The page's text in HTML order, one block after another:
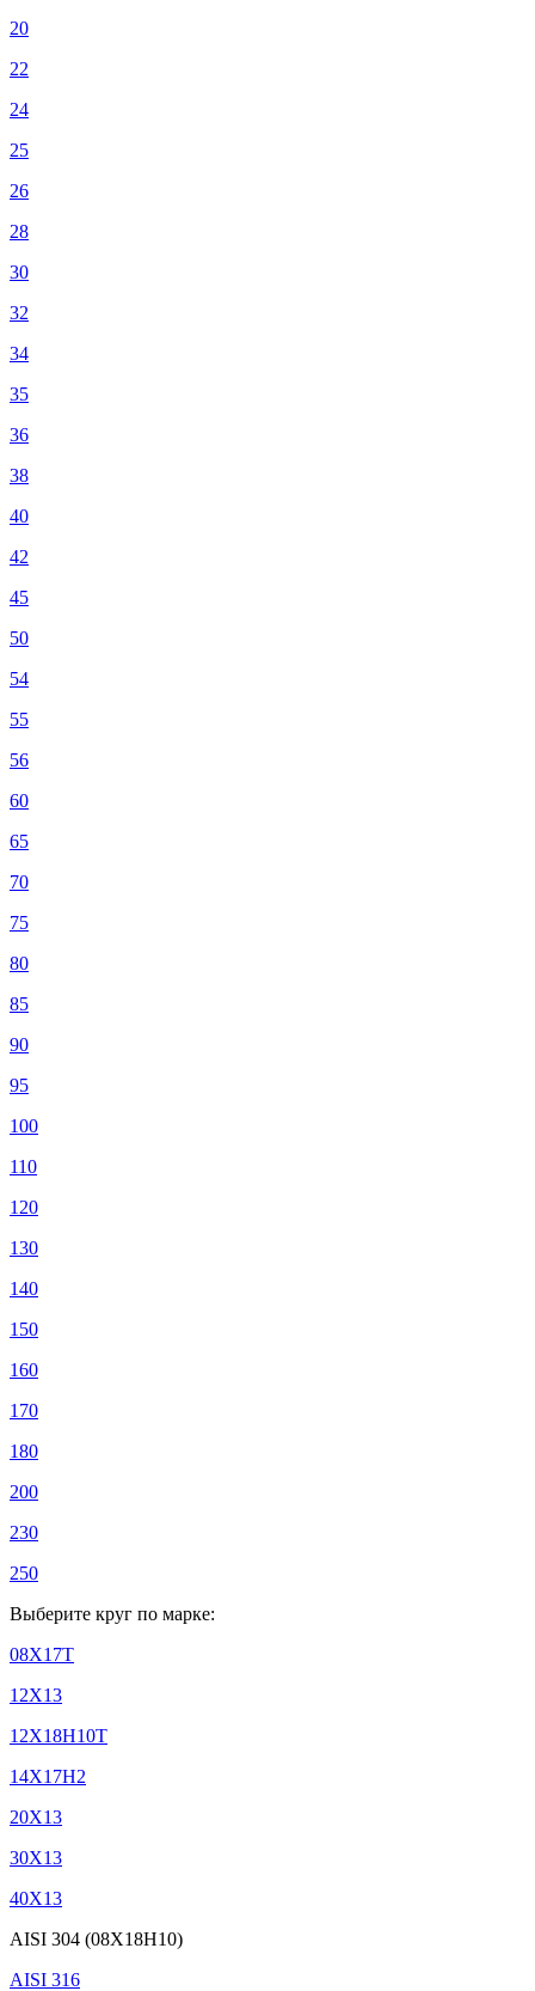
20
22
24
25
26
28
30
32
34
35
36
38
40
42
45
50
54
55
56
60
65
70
75
80
85
90
95
100
110
120
130
140
150
160
170
180
200
230
250
Выберите круг по марке:
08Х17Т
12Х13
12Х18Н10Т
14Х17Н2
20Х13
30Х13
40Х13
AISI 304 (08Х18Н10)
AISI 316